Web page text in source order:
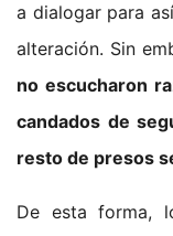
a dialogar para
alteración. Sin
no escucharon
candados de
resto de presos
De esta forma,